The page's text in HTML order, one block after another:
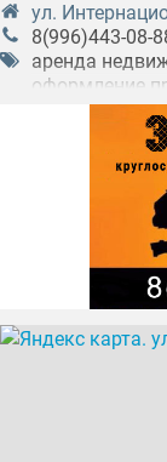
ул.
8(996)443-08-
аренда
оформление
покупка
продажа
сдача в
сдача в
сдача в
услуги по